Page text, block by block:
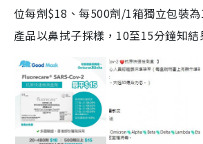
位每劑$18、每500劑/1箱獨立包裝為
產品以鼻拭子採樣，10至15分鐘知結